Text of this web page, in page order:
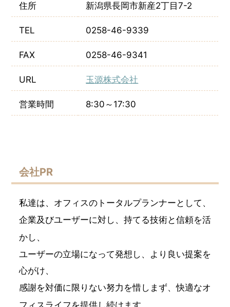
住所 新潟県長岡市新産2丁目7-2
TEL 0258-46-9339
FAX 0258-46-9341
URL 玉源株式会社
営業時間 8:30～17:30
会社PR
私達は、オフィスのトータルプランナーとして、
企業及びユーザーに対し、持てる技術と信頼を活
かし、
ユーザーの立場になって発想し、より良い提案を
心がけ、
感謝を対価に限りない努力を惜しまず、快適なオ